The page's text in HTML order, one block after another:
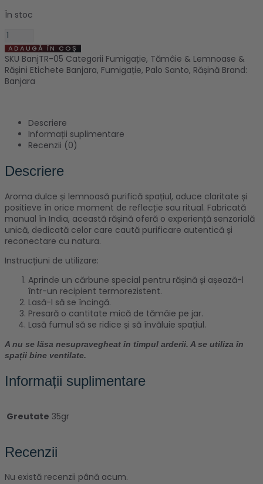
În stoc
ADAUGĂ ÎN COȘ
SKU BanjTR-05 Categorii Fumigație, Tămâie & Lemnoase &
Rășini Etichete Banjara, Fumigație, Palo Santo, Rășină Brand:
Banjara
Descriere
Informații suplimentare
Recenzii (0)
Descriere
Aroma dulce și lemnoasă purifică spațiul, aduce claritate și
positieve în orice moment de reflecție sau ritual. Fabricată
manual în India, această rășină oferă o experiență senzorială
unică, dedicată celor care caută purificare autentică și
reconectare cu natura.
Instrucțiuni de utilizare:
Aprinde un cărbune special pentru rășină și așează-l
într-un recipient termorezistent.
Lasă-l să se încingă.
Presară o cantitate mică de tămâie pe jar.
Lasă fumul să se ridice și să învăluie spațiul.
A nu se lăsa nesupravegheat în timpul arderii. A se utiliza în
spații bine ventilate.
Informații suplimentare
Greutate 35gr
Recenzii
Nu există recenzii până acum.